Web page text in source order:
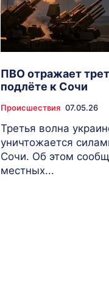
ПВО отражает
подлёте к Сочи
Происшествия 07.05.26
Третья волна
уничтожается
Сочи. Об этом
местных...